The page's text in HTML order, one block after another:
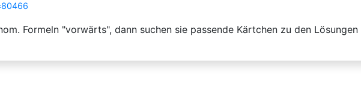
Formeln "vorwärts", dann suchen sie passende Kärtchen zu den